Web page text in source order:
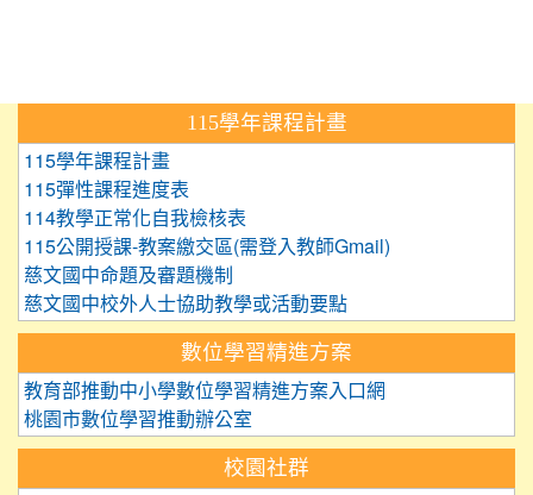
115學年課程計畫
115學年課程計畫
115彈性課程進度表
114教學正常化自我檢核表
115公開授課-教案繳交區(需登入教師Gmail)
慈文國中命題及審題機制
慈文國中校外人士協助教學或活動要點
數位學習精進方案
教育部推動中小學數位學習精進方案入口網
桃園市數位學習推動辦公室
校園社群